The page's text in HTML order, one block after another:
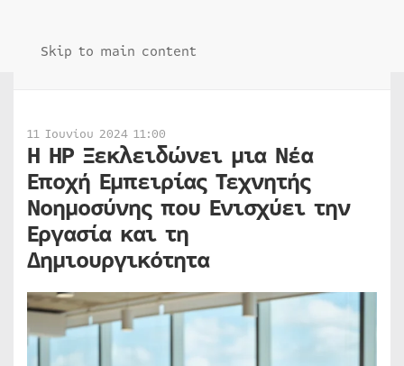
Skip to main content
11 Ιουνίου 2024 11:00
Η HP Ξεκλειδώνει μια Νέα
Εποχή Εμπειρίας Τεχνητής
Νοημοσύνης που Ενισχύει την
Εργασία και τη
Δημιουργικότητα